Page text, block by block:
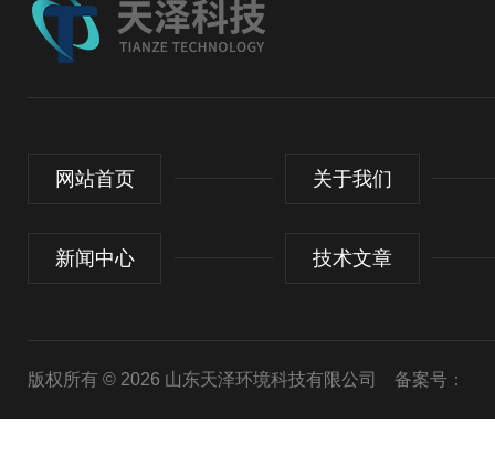
网站首页 关于我们
新闻中心 技术文章
版权所有 © 2026 山东天泽环境科技有限公司 备案号：